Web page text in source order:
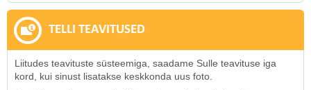
TELLI TEAVITUSED
Liitudes teavituste süsteemiga, saadame Sulle teavituse iga
kord, kui sinust lisatakse keskkonda uus foto.